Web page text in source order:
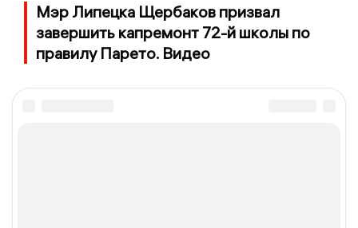
Мэр Липецка Щербаков призвал
завершить капремонт 72-й школы по
правилу Парето. Видео